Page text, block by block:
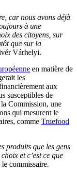
car nous avons déjà
à une
des citoyens, sur
que sur la
Várhelyi.
en matière de
les
aux
susceptibles de
Commission, une
qui mesurent le
comme Truefood
produits que les gens
et c’est ce que
commissaire.